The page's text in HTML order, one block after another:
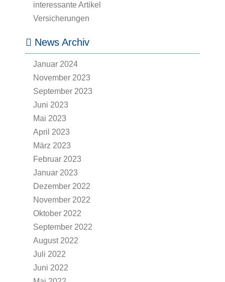
interessante Artikel
Versicherungen
News Archiv
Januar 2024
November 2023
September 2023
Juni 2023
Mai 2023
April 2023
März 2023
Februar 2023
Januar 2023
Dezember 2022
November 2022
Oktober 2022
September 2022
August 2022
Juli 2022
Juni 2022